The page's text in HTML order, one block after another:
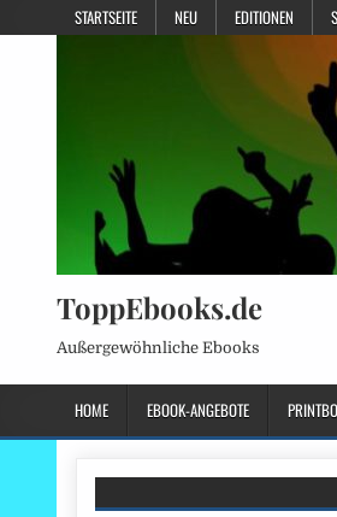
STARTSEITE NEU EDITIONEN
ToppEbooks.de
Außergewöhnliche Ebooks
HOME EBOOK-ANGEBOTE